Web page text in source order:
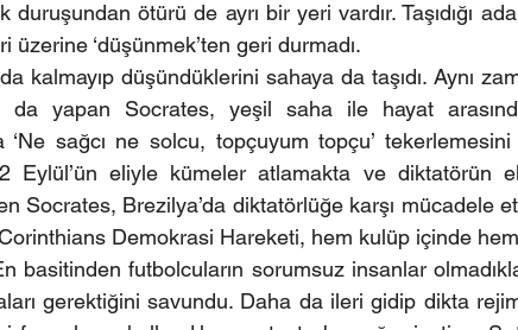
duruşundan ötürü de ayrı bir yeri vardır. Taşıdığı
üzerine ‘düşünmek’ten geri durmadı.
kalmayıp düşündüklerini sahaya da taşıdı. Aynı
da yapan Socrates, yeşil saha ile hayat
‘Ne sağcı ne solcu, topçuyum topçu’
Eylül’ün eliyle kümeler atlamakta ve diktatörün
Socrates, Brezilya’da diktatörlüğe karşı mücadele
Demokrasi Hareketi, hem kulüp içinde
basitinden futbolcuların sorumsuz insanlar
gerektiğini savundu. Daha da ileri gidip dikta